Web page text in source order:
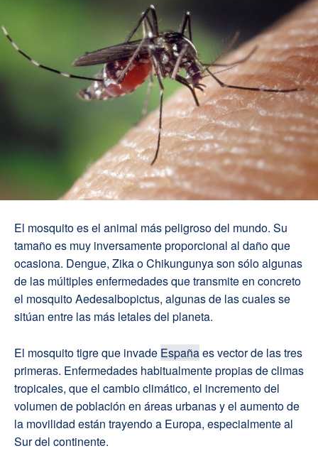
El mosquito es el animal más peligroso del mundo. Su
tamaño es muy inversamente proporcional al daño que
ocasiona. Dengue, ZikaoChikungunyason sólo algunas
de las múltiples enfermedades que transmiteen concreto
el mosquitoAedesalbopictus, algunas de las cuales se
sitúan entre las más letales del planeta.
El mosquito tigre que invade Españaes vector de las tres
primeras. Enfermedades habitualmente propias de climas
tropicales, que el cambio climático, el incremento del
volumen de población en áreas urbanas y el aumento de
la movilidad están trayendo a Europa, especialmente al
Sur del continente.